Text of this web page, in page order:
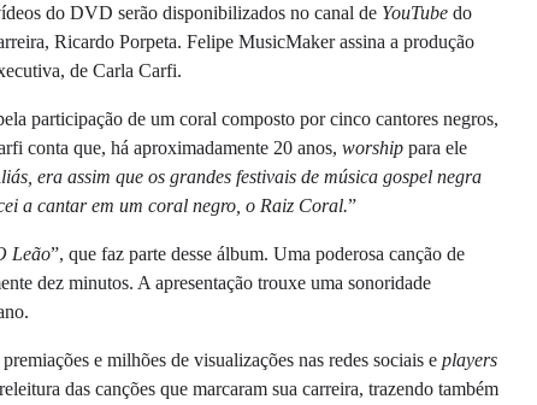
do DVD serão disponibilizados no canal de YouTube do
Ricardo Porpeta. Felipe MusicMaker assina a produção
de Carla Carfi.
participação de um coral composto por cinco cantores negros,
conta que, há aproximadamente 20 anos, worship para ele
era assim que os grandes festivais de música gospel negra
a cantar em um coral negro, o Raiz Coral.”
Leão”, que faz parte desse álbum. Uma poderosa canção de
dez minutos. A apresentação trouxe uma sonoridade
e milhões de visualizações nas redes sociais e players
das canções que marcaram sua carreira, trazendo também